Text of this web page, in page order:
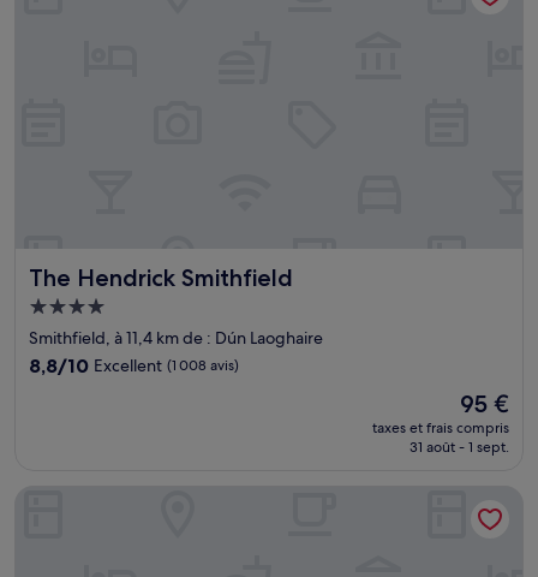
The Hendrick Smithfield
The Hendrick Smithfield
Hébergement
4.0 étoiles
Smithfield, à 11,4 km de : Dún Laoghaire
8.8
8,8/10 Excellent (1 008 avis)
Le
nouveau
prix
95 €
95 €
taxes et frais compris
31 août - 1 sept.
Temple Bar Hotel Dublin by The Unlimited Collection